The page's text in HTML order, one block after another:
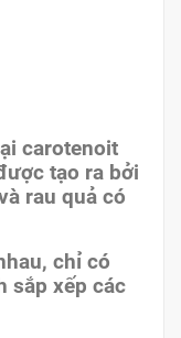
carotenoit
tạo ra bởi
rau quả có
chỉ có
sắp xếp các